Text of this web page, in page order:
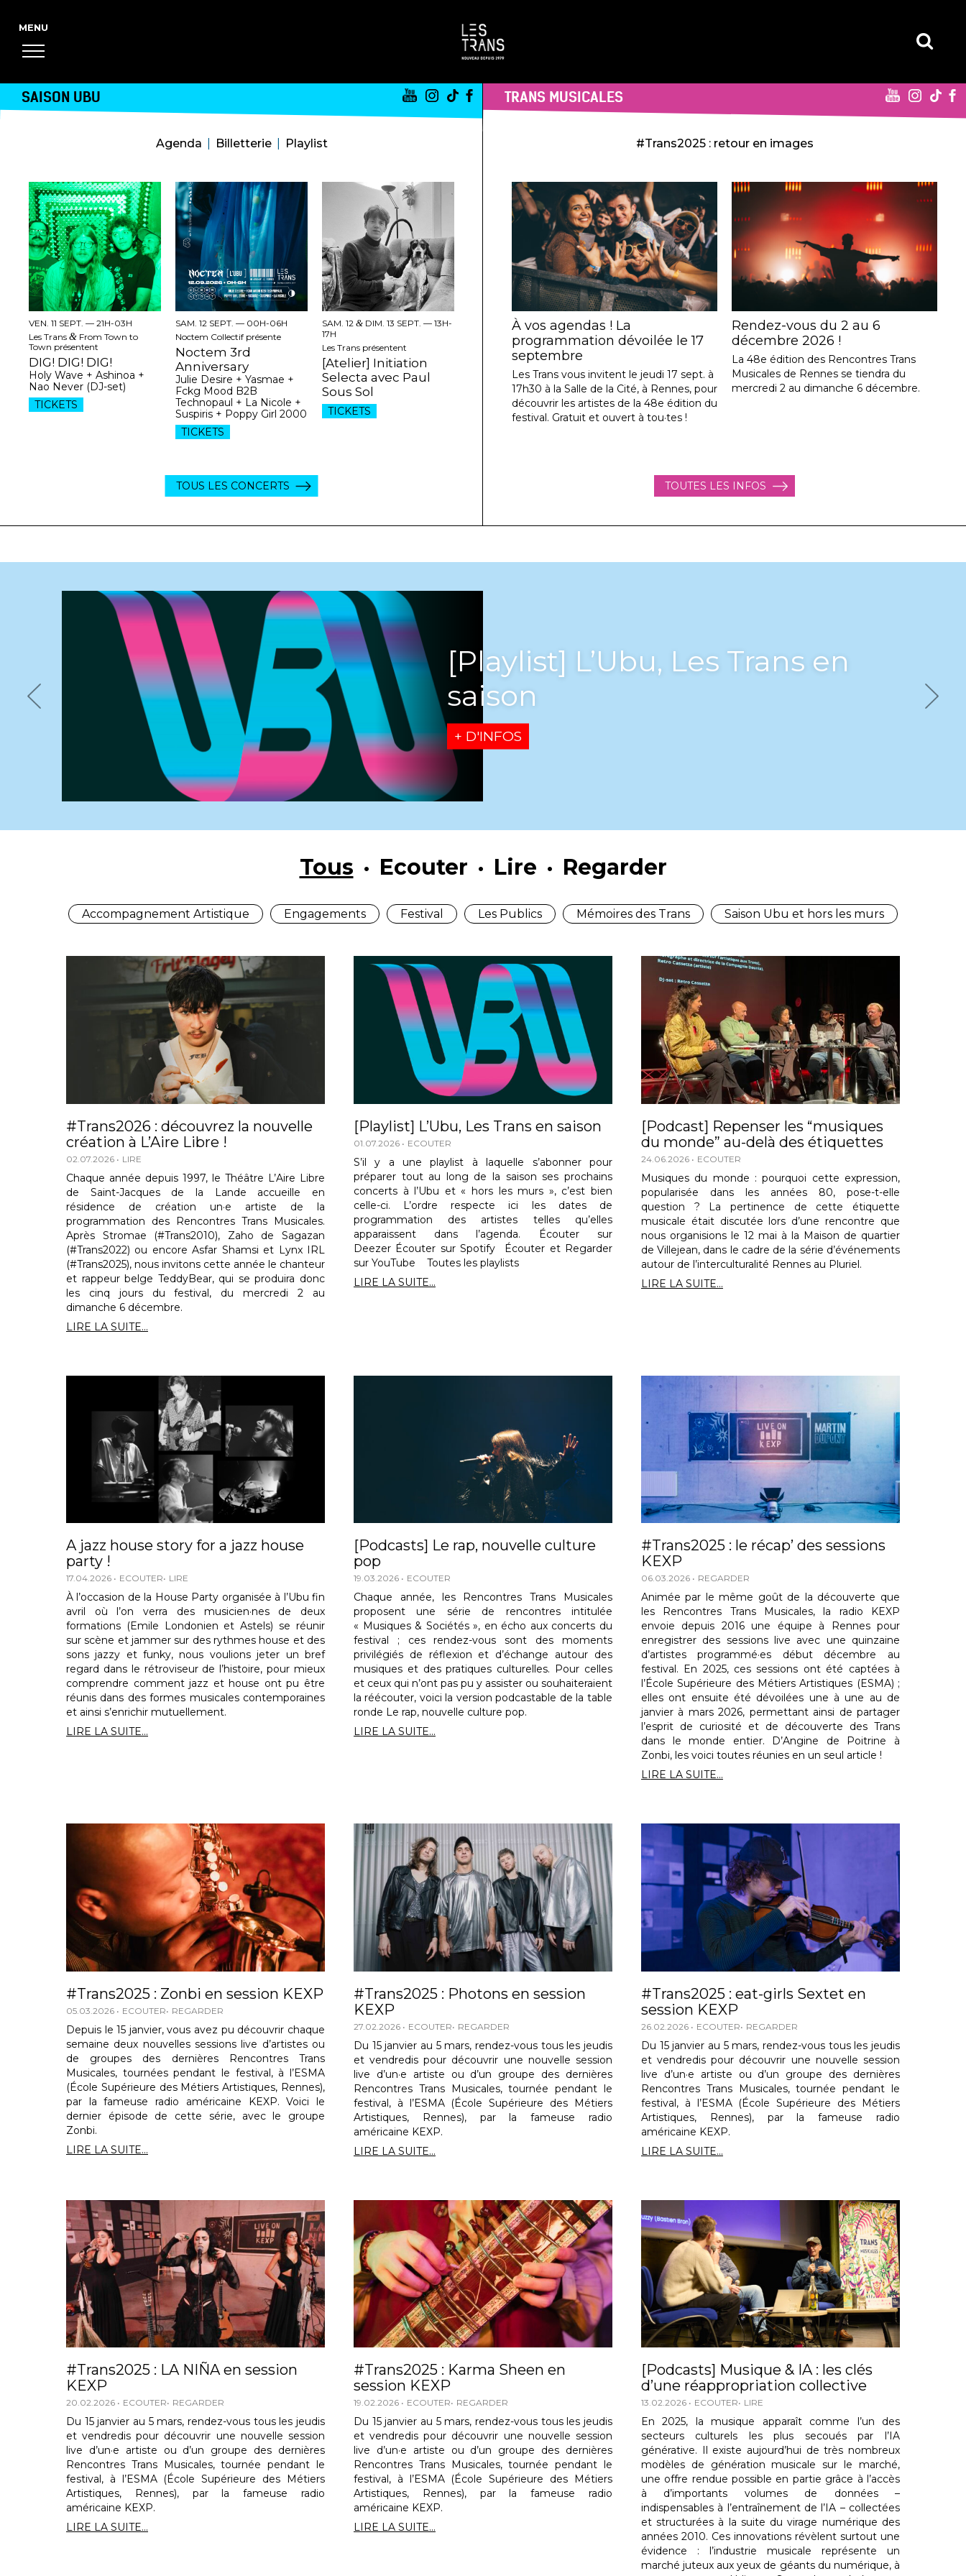
SAISON UBU
Agenda Billetterie Playlist
VEN. 11 SEPT. —21H-03H
Les Trans& From Town to
Town présentent
DIG! DIG! DIG!
Holy Wave + Ashinoa +
Nao Never (DJ-set)
TICKETS
SAM. 12 SEPT. — 00H-06H
Noctem Collectif présente
Noctem 3rd
Anniversary
Julie Desire + Yasmae +
Fckg Mood B2B
Technopaul + La Nicole +
Suspiris + Poppy Girl 2000
TICKETS
SAM. 12 &DIM. 13 SEPT. — 13H-
17H
Les Trans présentent
[Atelier] Initiation
Selecta avec Paul
Sous Sol
TICKETS
TOUS LES CONCERTS
TRANS MUSICALES
#Trans2025 : retour en images
À vos agendas ! La
programmation dévoilée le 17
septembre
Les Trans vous invitent le jeudi 17 sept. à
17h30 à la Salle de la Cité, à Rennes, pour
découvrir les artistes de la 48e édition du
festival. Gratuit et ouvert à tou·tes !
Rendez-vous du 2 au 6
décembre 2026 !
La 48e édition des Rencontres Trans
Musicales de Rennes se tiendra du
mercredi 2 au dimanche 6 décembre.
TOUTES LES INFOS
[Playlist] L’Ubu, Les Trans en
saison
+ D'INFOS
Previous Next
Tous Ecouter Lire Regarder
Accompagnement Artistique Engagements Festival Les Publics Mémoires des Trans Saison Ubu et hors les murs
#Trans2026 : découvrez la nouvelle
création à L’Aire Libre !
02.07.2026 LIRE
Chaque année depuis 1997, le Théâtre L’Aire Libre
de Saint-Jacques de la Lande accueille en
résidence de création un·e artiste de la
programmation des Rencontres Trans Musicales.
Après Stromae (#Trans2010), Zaho de Sagazan
(#Trans2022) ou encore Asfar Shamsi et Lynx IRL
(#Trans2025), nous invitons cette année le chanteur
et rappeur belge TeddyBear, qui se produira donc
les cinq jours du festival, du mercredi 2 au
dimanche 6 décembre.
LIRE LA SUITE...
[Playlist] L’Ubu, Les Trans en saison
01.07.2026 ECOUTER
S’il y a une playlist à laquelle s’abonner pour
préparer tout au long de la saison ses prochains
concerts à l’Ubu et « hors les murs », c’est bien
celle-ci. L’ordre respecte ici les dates de
programmation des artistes telles qu’elles
apparaissent dans l’agenda. Écouter sur
Deezer Écouter sur Spotify Écouter et Regarder
sur YouTube Toutes les playlists
LIRE LA SUITE...
[Podcast] Repenser les “musiques
du monde” au-delà des étiquettes
24.06.2026 ECOUTER
Musiques du monde : pourquoi cette expression,
popularisée dans les années 80, pose-t-elle
question ? La pertinence de cette étiquette
musicale était discutée lors d’une rencontre que
nous organisions le 12 mai à la Maison de quartier
de Villejean, dans le cadre de la série d’événements
autour de l’interculturalité Rennes au Pluriel.
LIRE LA SUITE...
A jazz house story for a jazz house
party !
17.04.2026 ECOUTER LIRE
À l’occasion de la House Party organisée à l’Ubu fin
avril où l’on verra des musicien·nes de deux
formations (Emile Londonien et Astels) se réunir
sur scène et jammer sur des rythmes house et des
sons jazzy et funky, nous voulions jeter un bref
regard dans le rétroviseur de l’histoire, pour mieux
comprendre comment jazz et house ont pu être
réunis dans des formes musicales contemporaines
et ainsi s’enrichir mutuellement.
LIRE LA SUITE...
[Podcasts] Le rap, nouvelle culture
pop
19.03.2026 ECOUTER
Chaque année, les Rencontres Trans Musicales
proposent une série de rencontres intitulée
« Musiques & Sociétés », en écho aux concerts du
festival ; ces rendez-vous sont des moments
privilégiés de réflexion et d’échange autour des
musiques et des pratiques culturelles. Pour celles
et ceux qui n’ont pas pu y assister ou souhaiteraient
la réécouter, voici la version podcastable de la table
ronde Le rap, nouvelle culture pop.
LIRE LA SUITE...
#Trans2025 : le récap’ des sessions
KEXP
06.03.2026 REGARDER
Animée par le même goût de la découverte que
les Rencontres Trans Musicales, la radio KEXP
envoie depuis 2016 une équipe à Rennes pour
enregistrer des sessions live avec une quinzaine
d’artistes programmé·es début décembre au
festival. En 2025, ces sessions ont été captées à
l’École Supérieure des Métiers Artistiques (ESMA) ;
elles ont ensuite été dévoilées une à une au de
janvier à mars 2026, permettant ainsi de partager
l’esprit de curiosité et de découverte des Trans
dans le monde entier. D’Angine de Poitrine à
Zonbi, les voici toutes réunies en un seul article !
LIRE LA SUITE...
#Trans2025 : Zonbi en session KEXP
05.03.2026 ECOUTER REGARDER
Depuis le 15 janvier, vous avez pu découvrir chaque
semaine deux nouvelles sessions live d’artistes ou
de groupes des dernières Rencontres Trans
Musicales, tournées pendant le festival, à l’ESMA
(École Supérieure des Métiers Artistiques, Rennes),
par la fameuse radio américaine KEXP. Voici le
dernier épisode de cette série, avec le groupe
Zonbi.
LIRE LA SUITE...
#Trans2025 : Photons en session
KEXP
27.02.2026 ECOUTER REGARDER
Du 15 janvier au 5 mars, rendez-vous tous les jeudis
et vendredis pour découvrir une nouvelle session
live d’un·e artiste ou d’un groupe des dernières
Rencontres Trans Musicales, tournée pendant le
festival, à l’ESMA (École Supérieure des Métiers
Artistiques, Rennes), par la fameuse radio
américaine KEXP.
LIRE LA SUITE...
#Trans2025 : eat-girls Sextet en
session KEXP
26.02.2026 ECOUTER REGARDER
Du 15 janvier au 5 mars, rendez-vous tous les jeudis
et vendredis pour découvrir une nouvelle session
live d’un·e artiste ou d’un groupe des dernières
Rencontres Trans Musicales, tournée pendant le
festival, à l’ESMA (École Supérieure des Métiers
Artistiques, Rennes), par la fameuse radio
américaine KEXP.
LIRE LA SUITE...
#Trans2025 : LA NIÑA en session
KEXP
20.02.2026 ECOUTER REGARDER
Du 15 janvier au 5 mars, rendez-vous tous les jeudis
et vendredis pour découvrir une nouvelle session
live d’un·e artiste ou d’un groupe des dernières
Rencontres Trans Musicales, tournée pendant le
festival, à l’ESMA (École Supérieure des Métiers
Artistiques, Rennes), par la fameuse radio
américaine KEXP.
LIRE LA SUITE...
#Trans2025 : Karma Sheen en
session KEXP
19.02.2026 ECOUTER REGARDER
Du 15 janvier au 5 mars, rendez-vous tous les jeudis
et vendredis pour découvrir une nouvelle session
live d’un·e artiste ou d’un groupe des dernières
Rencontres Trans Musicales, tournée pendant le
festival, à l’ESMA (École Supérieure des Métiers
Artistiques, Rennes), par la fameuse radio
américaine KEXP.
LIRE LA SUITE...
[Podcasts] Musique & IA : les clés
d’une réappropriation collective
13.02.2026 ECOUTER LIRE
En 2025, la musique apparaît comme l’un des
secteurs culturels les plus secoués par l’IA
générative. Il existe aujourd’hui de très nombreux
modèles de génération musicale sur le marché,
une offre rendue possible en partie grâce à l’accès
à d’importants volumes de données –
indispensables à l’entraînement de l’IA – collectées
et structurées à la suite du virage numérique des
années 2010. Ces innovations révèlent surtout une
évidence : l’industrie musicale représente un
marché juteux aux yeux de géants du numérique, à